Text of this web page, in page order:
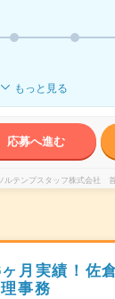
もっと見る
応募へ進む
ルテンプスタッフ株式会社
月実績！佐
事務